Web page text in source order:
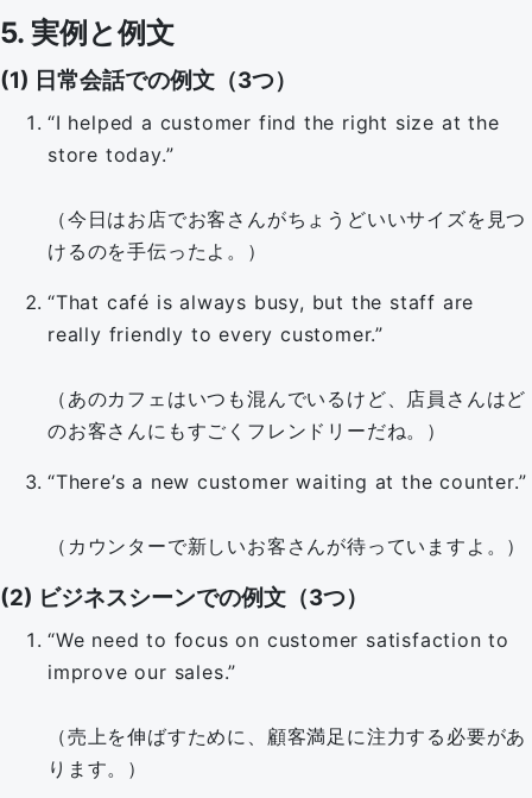
5. 実例と例文
(1) 日常会話での例文（3つ）
“I helped a customer find the right size at the
store today.”
（今日はお店でお客さんがちょうどいいサイズを見つ
けるのを手伝ったよ。）
“That café is always busy, but the staff are
really friendly to every customer.”
（あのカフェはいつも混んでいるけど、店員さんはど
のお客さんにもすごくフレンドリーだね。）
“There’s a new customer waiting at the counter.”
（カウンターで新しいお客さんが待っていますよ。）
(2) ビジネスシーンでの例文（3つ）
“We need to focus on customer satisfaction to
improve our sales.”
（売上を伸ばすために、顧客満足に注力する必要があ
ります。）